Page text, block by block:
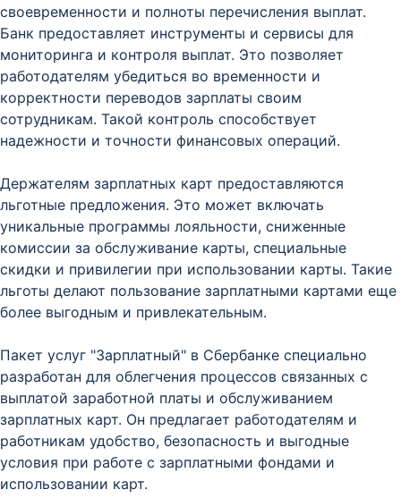
своевременности и полноты перечисления выплат.
Банк предоставляет инструменты и сервисы для
мониторинга и контроля выплат. Это позволяет
работодателям убедиться во временности и
корректности переводов зарплаты своим
сотрудникам. Такой контроль способствует
надежности и точности финансовых операций.
Держателям зарплатных карт предоставляются
льготные предложения. Это может включать
уникальные программы лояльности, сниженные
комиссии за обслуживание карты, специальные
скидки и привилегии при использовании карты. Такие
льготы делают пользование зарплатными картами еще
более выгодным и привлекательным.
Пакет услуг "Зарплатный" в Сбербанке специально
разработан для облегчения процессов связанных с
выплатой заработной платы и обслуживанием
зарплатных карт. Он предлагает работодателям и
работникам удобство, безопасность и выгодные
условия при работе с зарплатными фондами и
использовании карт.